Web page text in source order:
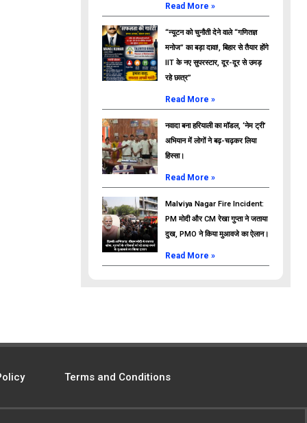
Read More »
“न्यूटन को चुनौती देने वाले “गणितज्ञ
मनोज” का बड़ा दावा!, बिहार से तैयार होंगे
IIT के नए सुपरस्टार, दूर-दूर से उमड़
रहे छात्र”
Read More »
नवादा बना हरियाली का मॉडल, ‘नेम ट्री’
अभियान में लोगों ने बढ़-चढ़कर लिया
हिस्सा।
Read More »
Malviya Nagar Fire Incident:
PM मोदी और CM रेखा गुप्ता ने जताया
दुख, PMO ने किया मुआवजे का ऐलान।
Read More »
Terms and Conditions